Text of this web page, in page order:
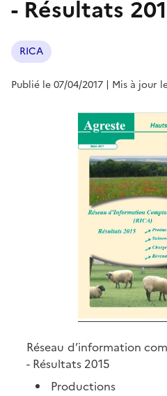
- Résultats
RICA
Publié le 07/04/2017 | Mis à jour
Réseau d’information
- Résultats 2015
Productions